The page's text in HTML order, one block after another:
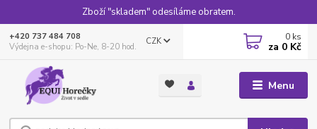
Zboží "skladem" odesíláme obratem.
Menu
CZK
+420 737 484 708
Výdejna e-shopu: Po-Ne, 8-20 hod.
0 ks
za 0 Kč